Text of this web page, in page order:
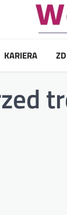
KARIERA